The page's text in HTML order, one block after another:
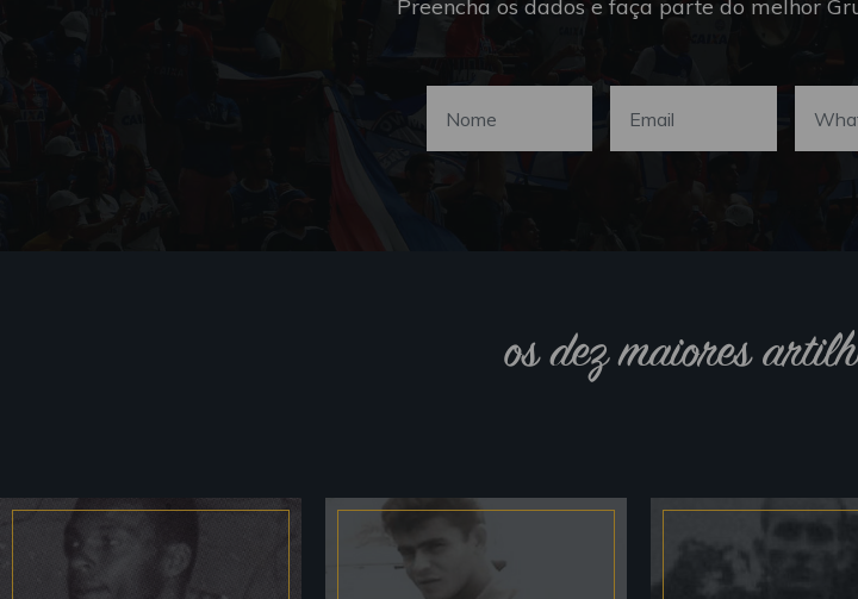
Preencha os dados e faça parte do melhor
os dez maiores